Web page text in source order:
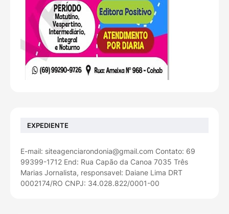
EXPEDIENTE
E-mail: siteagenciarondonia@gmail.com Contato: 69
99399-1712 End: Rua Capão da Canoa 7035 Três
Marias Jornalista, responsavel: Daiane Lima DRT
0002174/RO CNPJ: 34.028.822/0001-00